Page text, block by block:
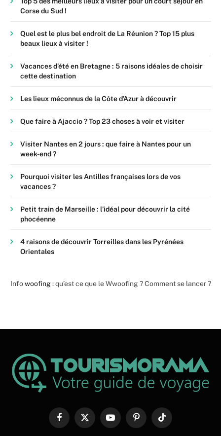
Corse du Sud !
Quel est le plus bel endroit de La Réunion ? Top 15 plus
beaux lieux à visiter !
Vacances d’été en Bretagne : 5 raisons idéales de choisir
cette destination
Les lieux méconnus de la Côte d’Azur à découvrir
Que faire à Ajaccio ? Top 23 choses à voir et visiter
Visiter Nantes en 2 jours : que faire à Nantes pour un
week-end ?
Pourquoi visiter les Antilles françaises lors de vos
vacances ?
Petit train de Marseille : l’idéal pour découvrir la cité
phocéenne
4 raisons de découvrir Torreilles dans les Pyrénées
Orientales
Infowoofing: qu’est ce que le Wwoofing ? Comment se lancer ?
FacebookX
YouTubePinterestTikTok